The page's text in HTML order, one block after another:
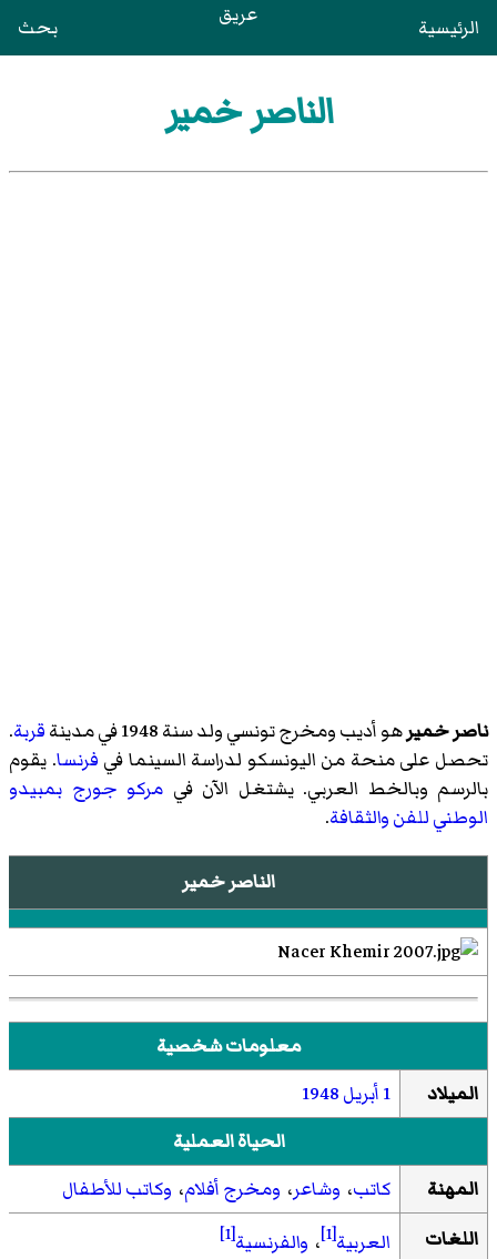
الرئيسية عريق بحث
الناصر خمير
ناصر خميرهو أديب ومخرج تونسي ولد سنة 1948 في مدينة قربة.
تحصل على منحة من اليونسكو لدراسة السينما في فرنسا. يقوم
بالرسم وبالخط العربي. يشتغل الآن في مركو جورج بمبيدو
الوطني للفن والثقافة.
الناصر خمير
معلومات شخصية
الميلاد
1 أبريل
1948
الحياة العملية
المهنة
كاتب، وشاعر، ومخرج أفلام، وكاتب للأطفال
اللغات
العربية[1] ، والفرنسية[1]